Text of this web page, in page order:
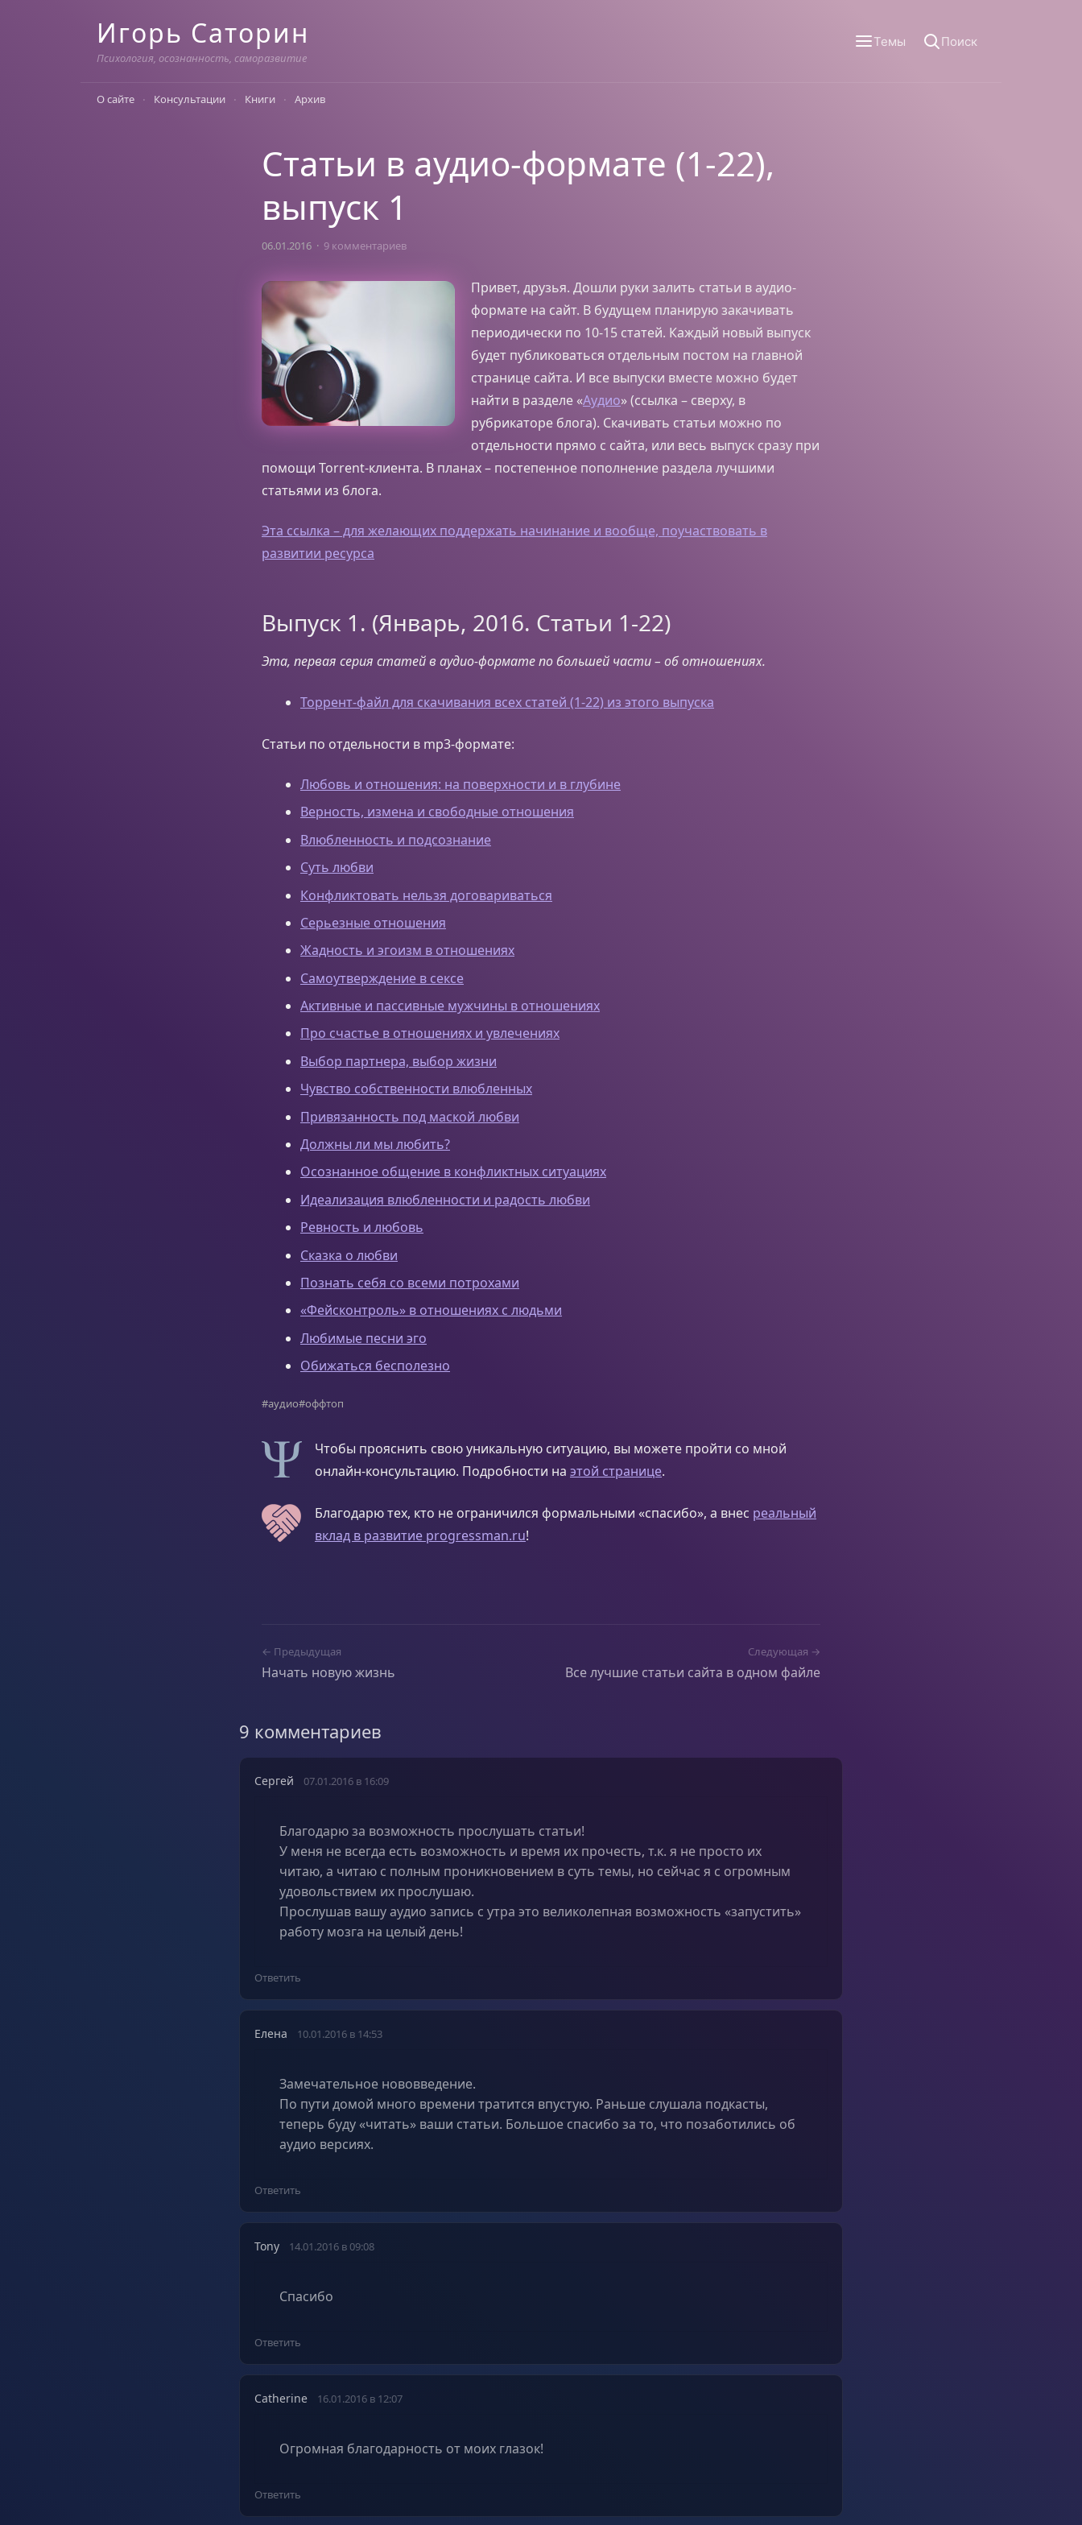
Игорь Саторин
Психология, осознанность, саморазвитие
Темы Поиск
О сайте Консультации Книги Архив
Статьи в аудио-формате (1-22),
выпуск 1
06.01.2016 9 комментариев
Привет, друзья. Дошли руки залить статьи в аудио-
формате на сайт. В будущем планирую закачивать
периодически по 10-15 статей. Каждый новый выпуск
будет публиковаться отдельным постом на главной
странице сайта. И все выпуски вместе можно будет
найти в разделе «Аудио» (ссылка – сверху, в
рубрикаторе блога). Скачивать статьи можно по
отдельности прямо с сайта, или весь выпуск сразу при
помощи Torrent-клиента. В планах – постепенное пополнение раздела лучшими
статьями из блога.
Эта ссылка – для желающих поддержать начинание и вообще, поучаствовать в
развитии ресурса
Выпуск 1. (Январь, 2016. Статьи 1-22)
Эта, первая серия статей в аудио-формате по большей части – об отношениях.
Торрент-файл для скачивания всех статей (1-22) из этого выпуска
Статьи по отдельности в mp3-формате:
Любовь и отношения: на поверхности и в глубине
Верность, измена и свободные отношения
Влюбленность и подсознание
Суть любви
Конфликтовать нельзя договариваться
Серьезные отношения
Жадность и эгоизм в отношениях
Самоутверждение в сексе
Активные и пассивные мужчины в отношениях
Про счастье в отношениях и увлечениях
Выбор партнера, выбор жизни
Чувство собственности влюбленных
Привязанность под маской любви
Должны ли мы любить?
Осознанное общение в конфликтных ситуациях
Идеализация влюбленности и радость любви
Ревность и любовь
Сказка о любви
Познать себя со всеми потрохами
«Фейсконтроль» в отношениях с людьми
Любимые песни эго
Обижаться бесполезно
#аудио#оффтоп
Чтобы прояснить свою уникальную ситуацию, вы можете пройти со мной
онлайн-консультацию. Подробности на этой странице.
Благодарю тех, кто не ограничился формальными «спасибо», а внес реальный
вклад в развитие progressman.ru!
← Предыдущая
Начать новую жизнь
Следующая →
Все лучшие статьи сайта в одном файле
9 комментариев
Сергей 07.01.2016 в 16:09
Благодарю за возможность прослушать статьи!
У меня не всегда есть возможность и время их прочесть, т.к. я не просто их
читаю, а читаю с полным проникновением в суть темы, но сейчас я с огромным
удовольствием их прослушаю.
Прослушав вашу аудио запись с утра это великолепная возможность «запустить»
работу мозга на целый день!
Ответить
Елена 10.01.2016 в 14:53
Замечательное нововведение.
По пути домой много времени тратится впустую. Раньше слушала подкасты,
теперь буду «читать» ваши статьи. Большое спасибо за то, что позаботились об
аудио версиях.
Ответить
Tony 14.01.2016 в 09:08
Спасибо
Ответить
Catherine 16.01.2016 в 12:07
Огромная благодарность от моих глазок!
Ответить